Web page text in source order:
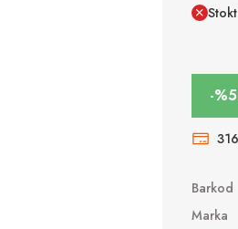
-
Barkod
Marka